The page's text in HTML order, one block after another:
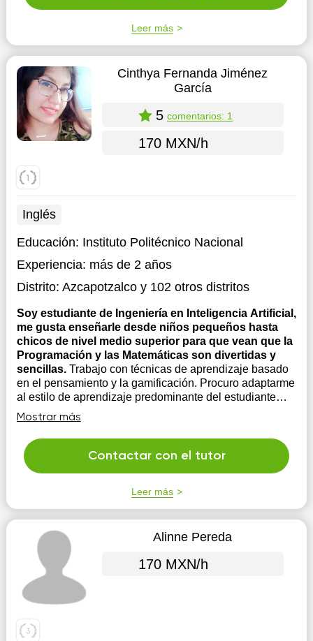
Leer más
Cinthya Fernanda Jiménez
García
5 comentarios: 1
170 MXN/h
Inglés
Educación: Instituto Politécnico Nacional
Experiencia: más de 2 años
Distrito: Azcapotzalcoy 102 otros distritos
Soy estudiante de Ingeniería en Inteligencia Artificial,
me gusta enseñarle desde niños pequeños hasta
chicos de nivel medio superior para que vean que la
Programación y las Matemáticas son divertidas y
sencillas. Trabajo con técnicas de aprendizaje basado
en el pensamiento y la gamificación. Procuro adaptarme
al estilo de aprendizaje predominante del estudiante
(visual, auditivo, kinestésico), para así tener mejores
resultados.
Mostrar más
Contactar con el tutor
Leer más
Alinne Pereda
170 MXN/h